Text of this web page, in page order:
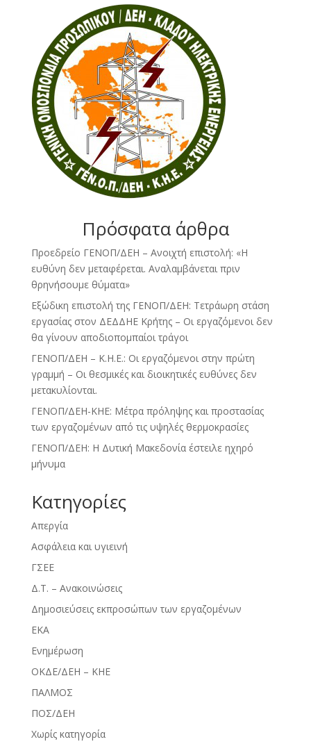
Πρόσφατα άρθρα
Προεδρείο ΓΕΝΟΠ/ΔΕΗ – Ανοιχτή επιστολή: «Η
ευθύνη δεν μεταφέρεται. Αναλαμβάνεται πριν
θρηνήσουμε θύματα»
Εξώδικη επιστολή της ΓΕΝΟΠ/ΔΕΗ: Τετράωρη στάση
εργασίας στον ΔΕΔΔΗΕ Κρήτης – Οι εργαζόμενοι δεν
θα γίνουν αποδιοπομπαίοι τράγοι
ΓΕΝΟΠ/ΔΕΗ – Κ.Η.Ε.: Οι εργαζόμενοι στην πρώτη
γραμμή – Οι θεσμικές και διοικητικές ευθύνες δεν
μετακυλίονται.
ΓΕΝΟΠ/ΔΕΗ-ΚΗΕ: Μέτρα πρόληψης και προστασίας
των εργαζομένων από τις υψηλές θερμοκρασίες
ΓΕΝΟΠ/ΔΕΗ: Η Δυτική Μακεδονία έστειλε ηχηρό
μήνυμα
Kατηγορίες
Απεργία
Ασφάλεια και υγιεινή
ΓΣΕΕ
Δ.Τ. – Ανακοινώσεις
Δημοσιεύσεις εκπροσώπων των εργαζομένων
ΕΚΑ
Ενημέρωση
ΟΚΔΕ/ΔΕΗ – ΚΗΕ
ΠΑΛΜΟΣ
ΠΟΣ/ΔΕΗ
Χωρίς κατηγορία